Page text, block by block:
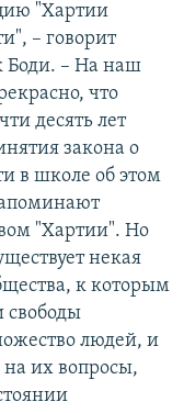
"Хартии
– говорит
– На наш
что
десять лет
закона о
в школе об этом
"Хартии". Но
некая
к которым
свободы
людей, и
на их вопросы,